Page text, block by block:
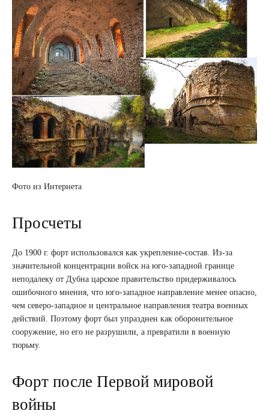
Фото из Интернета
Просчеты
До 1900 г. форт использовался как укрепление-состав. Из-за
значительной концентрации войск на юго-западной границе
неподалеку от Дубна царское правительство придерживалось
ошибочного мнения, что юго-западное направление менее опасно,
чем северо-западное и центральное направления театра военных
действий. Поэтому форт был упразднен как оборонительное
сооружение, но его не разрушили, а превратили в военную
тюрьму.
Форт после Первой мировой
войны